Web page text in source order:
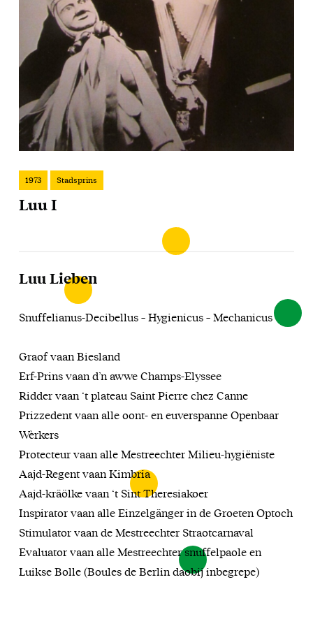
1973 Stadsprins
Luu I
Luu Lieben
Snuffelianus-Decibellus – Hygienicus – Mechanicus
Graof vaan Biesland
Erf-Prins vaan d’n awwe Champs-Elyssee
Ridder vaan ‘t plateau Saint Pierre chez Canne
Prizzedent vaan alle oont- en euverspanne Openbaar
Wèrkers
Protecteur vaan alle Mestreechter Milieu-hygiëniste
Aajd-Regent vaan Kimbria
Aajd-kräölke vaan ‘t Sint Theresiakoer
Inspirator vaan alle Einzelgänger in de Groeten Optoch
Stimulator vaan de Mestreechter Straotcarnaval
Evaluator vaan alle Mestreechter snuffelpaole en
Luikse Bolle (Boules de Berlin daobij inbegrepe)